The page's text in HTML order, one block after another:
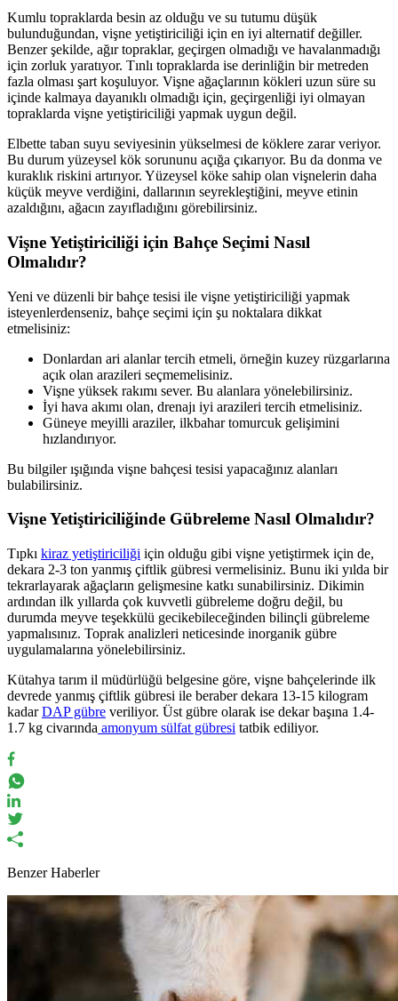
Kumlu topraklarda besin az olduğu ve su tutumu düşük
bulunduğundan, vişne yetiştiriciliği için en iyi alternatif değiller.
Benzer şekilde, ağır topraklar, geçirgen olmadığı ve havalanmadığı
için zorluk yaratıyor. Tınlı topraklarda ise derinliğin bir metreden
fazla olması şart koşuluyor. Vişne ağaçlarının kökleri uzun süre su
içinde kalmaya dayanıklı olmadığı için, geçirgenliği iyi olmayan
topraklarda vişne yetiştiriciliği yapmak uygun değil.
Elbette taban suyu seviyesinin yükselmesi de köklere zarar veriyor.
Bu durum yüzeysel kök sorununu açığa çıkarıyor. Bu da donma ve
kuraklık riskini artırıyor. Yüzeysel köke sahip olan vişnelerin daha
küçük meyve verdiğini, dallarının seyrekleştiğini, meyve etinin
azaldığını, ağacın zayıfladığını görebilirsiniz.
Vişne Yetiştiriciliği için Bahçe Seçimi Nasıl
Olmalıdır?
Yeni ve düzenli bir bahçe tesisi ile vişne yetiştiriciliği yapmak
isteyenlerdenseniz, bahçe seçimi için şu noktalara dikkat
etmelisiniz:
Donlardan ari alanlar tercih etmeli, örneğin kuzey rüzgarlarına
açık olan arazileri seçmemelisiniz.
Vişne yüksek rakımı sever. Bu alanlara yönelebilirsiniz.
İyi hava akımı olan, drenajı iyi arazileri tercih etmelisiniz.
Güneye meyilli araziler, ilkbahar tomurcuk gelişimini
hızlandırıyor.
Bu bilgiler ışığında vişne bahçesi tesisi yapacağınız alanları
bulabilirsiniz.
Vişne Yetiştiriciliğinde Gübreleme Nasıl Olmalıdır?
Tıpkı kiraz yetiştiriciliği için olduğu gibi vişne yetiştirmek için de,
dekara 2-3 ton yanmış çiftlik gübresi vermelisiniz. Bunu iki yılda bir
tekrarlayarak ağaçların gelişmesine katkı sunabilirsiniz. Dikimin
ardından ilk yıllarda çok kuvvetli gübreleme doğru değil, bu
durumda meyve teşekkülü gecikebileceğinden bilinçli gübreleme
yapmalısınız. Toprak analizleri neticesinde inorganik gübre
uygulamalarına yönelebilirsiniz.
Kütahya tarım il müdürlüğü belgesine göre, vişne bahçelerinde ilk
devrede yanmış çiftlik gübresi ile beraber dekara 13-15 kilogram
kadarDAP gübre veriliyor. Üst gübre olarak ise dekar başına 1.4-
1.7 kg civarında amonyum sülfat gübresi tatbik ediliyor.
Benzer Haberler